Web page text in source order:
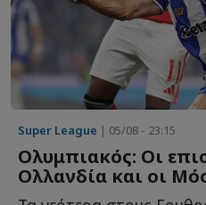
Super League | 05/08 - 23:15
Ολυμπιακός: Οι
Ολλανδία και οι